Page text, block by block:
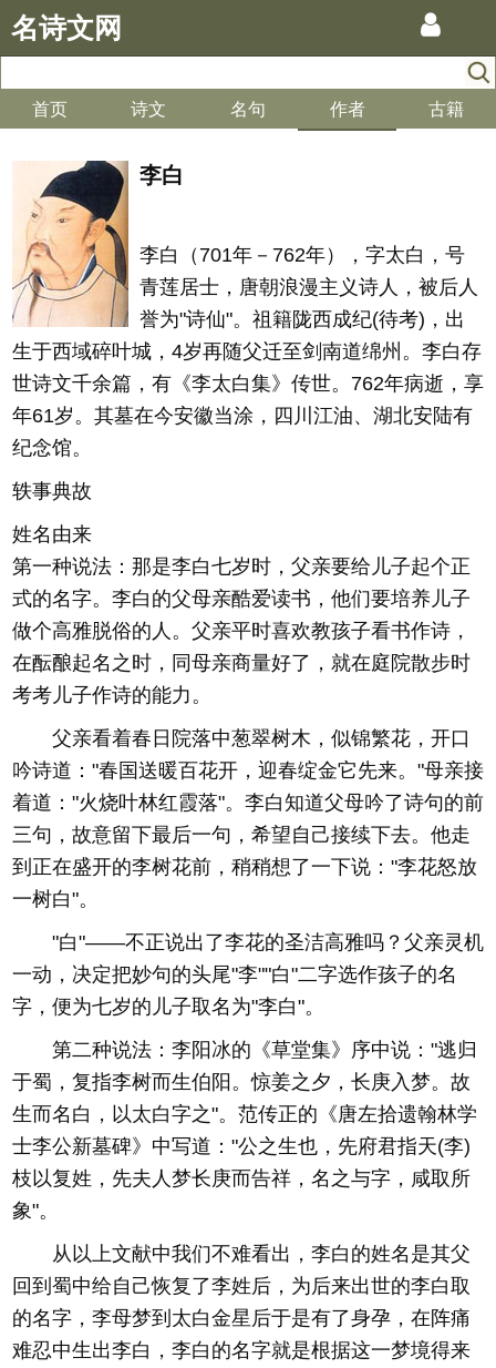
名诗文网
首页 诗文 名句 作者 古籍
李白
李白（701年－762年），字太白，号
青莲居士，唐朝浪漫主义诗人，被后人
誉为"诗仙"。祖籍陇西成纪(待考)，出
生于西域碎叶城，4岁再随父迁至剑南道绵州。李白存
世诗文千余篇，有《李太白集》传世。762年病逝，享
年61岁。其墓在今安徽当涂，四川江油、湖北安陆有
纪念馆。
轶事典故
姓名由来
第一种说法：那是李白七岁时，父亲要给儿子起个正
式的名字。李白的父母亲酷爱读书，他们要培养儿子
做个高雅脱俗的人。父亲平时喜欢教孩子看书作诗，
在酝酿起名之时，同母亲商量好了，就在庭院散步时
考考儿子作诗的能力。
父亲看着春日院落中葱翠树木，似锦繁花，开口
吟诗道："春国送暖百花开，迎春绽金它先来。"母亲接
着道："火烧叶林红霞落"。李白知道父母吟了诗句的前
三句，故意留下最后一句，希望自己接续下去。他走
到正在盛开的李树花前，稍稍想了一下说："李花怒放
一树白"。
"白"——不正说出了李花的圣洁高雅吗？父亲灵机
一动，决定把妙句的头尾"李""白"二字选作孩子的名
字，便为七岁的儿子取名为"李白"。
第二种说法：李阳冰的《草堂集》序中说："逃归
于蜀，复指李树而生伯阳。惊姜之夕，长庚入梦。故
生而名白，以太白字之"。范传正的《唐左拾遗翰林学
士李公新墓碑》中写道："公之生也，先府君指天(李)
枝以复姓，先夫人梦长庚而告祥，名之与字，咸取所
象"。
从以上文献中我们不难看出，李白的姓名是其父
回到蜀中给自己恢复了李姓后，为后来出世的李白取
的名字，李母梦到太白金星后于是有了身孕，在阵痛
难忍中生出李白，李白的名字就是根据这一梦境得来